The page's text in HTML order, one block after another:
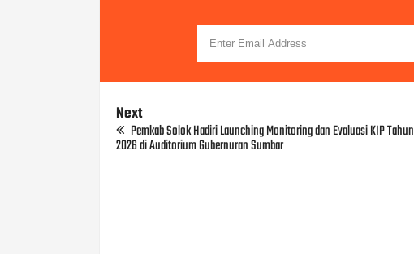
Next
Pemkab Solok Hadiri Launching Monitoring dan Evaluasi KIP Tahun
2026 di Auditorium Gubernuran Sumbar